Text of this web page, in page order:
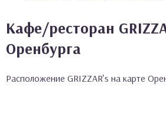
Кафе/ресторан
Оренбурга
Расположение GRIZZAR’s на карте